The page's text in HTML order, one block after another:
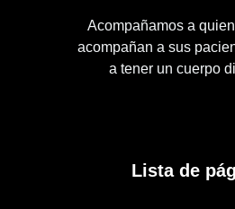
Acompañamos a
acompañan a sus
a tener un cuerpo
Lista de